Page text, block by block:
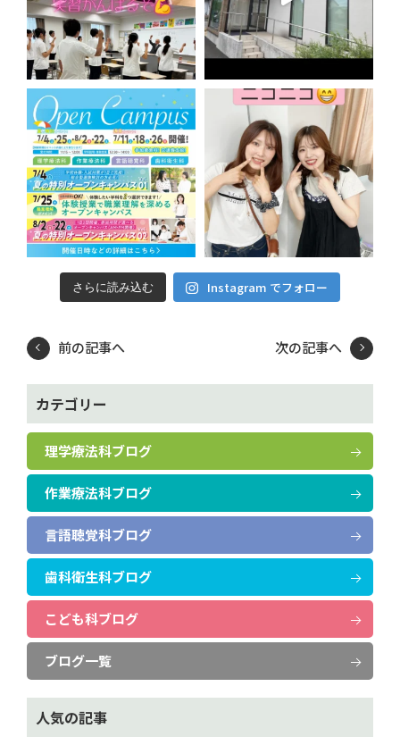
さらに読み込む Instagram でフォロー
前の記事へ 次の記事へ
カテゴリー
理学療法科ブログ
作業療法科ブログ
言語聴覚科ブログ
歯科衛生科ブログ
こども科ブログ
ブログ一覧
人気の記事